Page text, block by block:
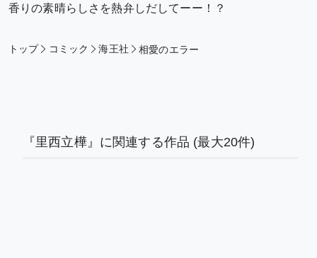
香りの素晴らしさを熱弁しだしてーー！？
トップ コミック 海王社 相愛のエラー
『里西立樺』に関連する作品 (最大20件)